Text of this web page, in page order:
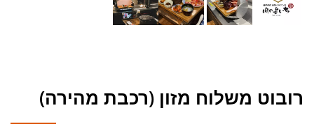
רובוט משלוח מזון (רכבת מהירה)